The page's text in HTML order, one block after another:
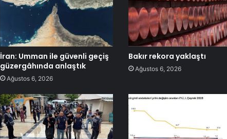
İran: Umman ile güvenli geçiş
güzergâhında anlaştık
Ağustos 6, 2026
Bakır rekora yaklaştı
Ağustos 6, 2026